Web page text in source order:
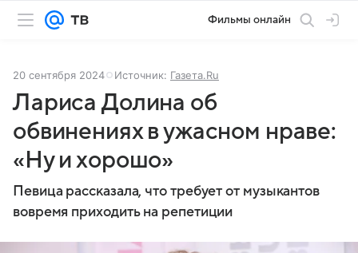
Фильмы онлайн
20 сентября 2024 Источник: Газета.Ru
Лариса Долина об
обвинениях в ужасном нраве:
«Ну и хорошо»
Певица рассказала, что требует от музыкантов
вовремя приходить на репетиции